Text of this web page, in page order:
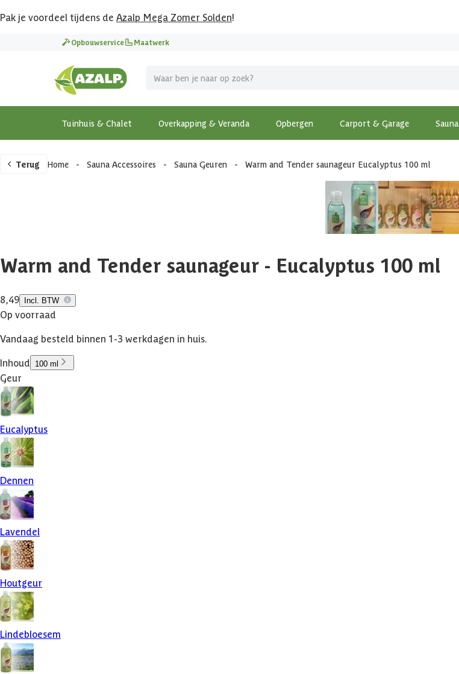
Pak je voordeel tijdens de Azalp Mega Zomer Solden!
Opbouwservice Maatwerk
Tuinhuis & Chalet Overkapping & Veranda Opbergen Carport & Garage Sauna
Terug Home - Sauna Accessoires - Sauna Geuren - Warm and Tender saunageur Eucalyptus 100 ml
Warm and Tender saunageur - Eucalyptus 100 ml
8,49 Incl. BTW
Op voorraad
Vandaag besteld binnen 1-3 werkdagen in huis.
Inhoud
100 ml
Geur
Eucalyptus
Dennen
Lavendel
Houtgeur
Lindebloesem